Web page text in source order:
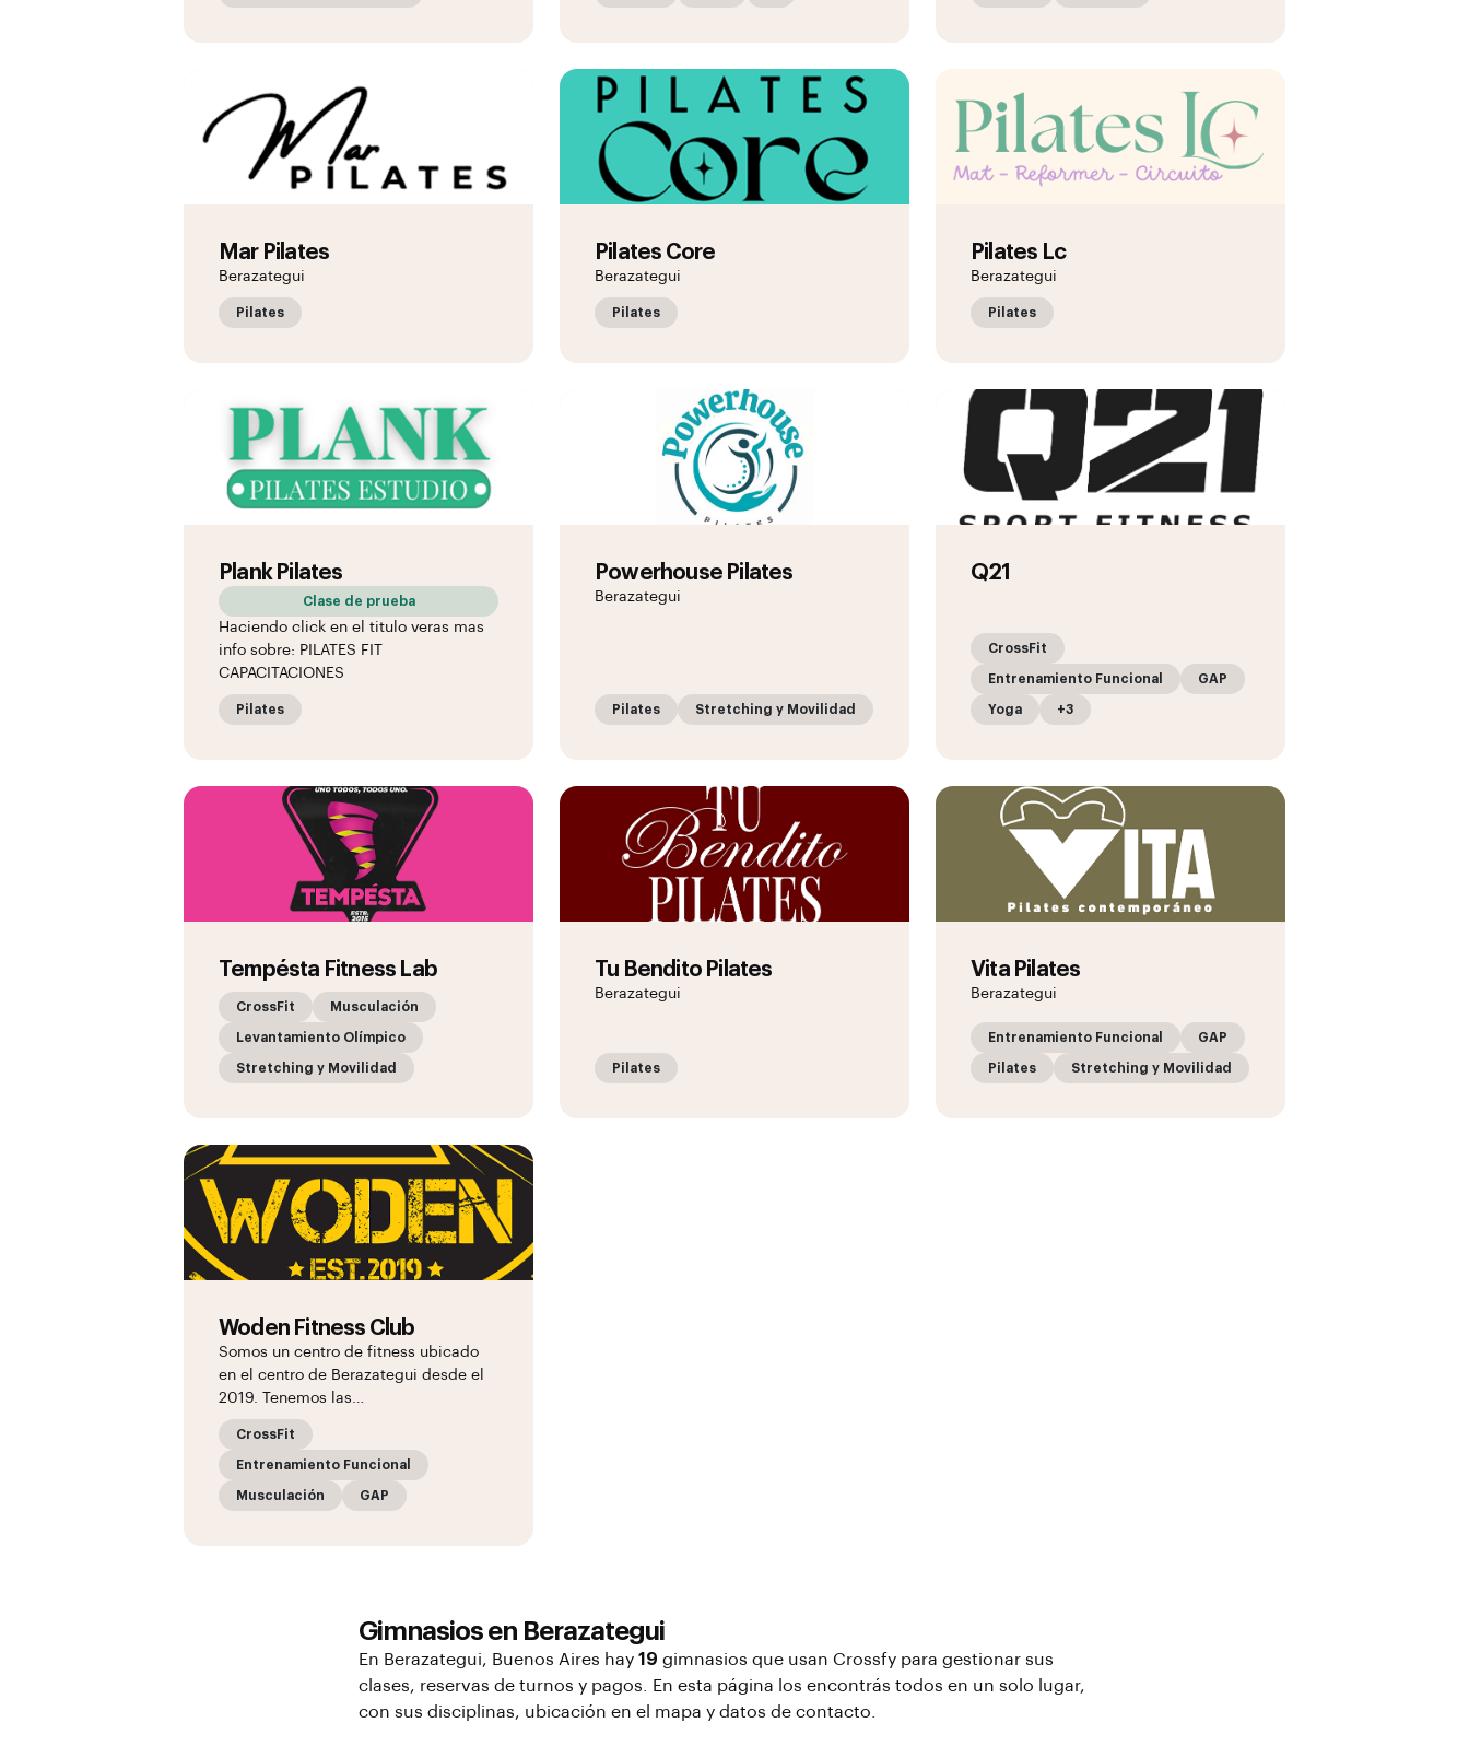
Mar Pilates
Berazategui
Pilates
Pilates Core
Berazategui
Pilates
Pilates Lc
Berazategui
Pilates
Plank Pilates
Clase de prueba
Haciendo click en el titulo veras mas
info sobre: PILATES FIT
CAPACITACIONES
Pilates
Powerhouse Pilates
Berazategui
Pilates Stretching y Movilidad
Q21
CrossFit
Entrenamiento Funcional GAP
Yoga +3
Tempésta Fitness Lab
CrossFit Musculación
Levantamiento Olímpico
Stretching y Movilidad
Tu Bendito Pilates
Berazategui
Pilates
Vita Pilates
Berazategui
Entrenamiento Funcional GAP
Pilates Stretching y Movilidad
Woden Fitness Club
Somos un centro de fitness ubicado
en el centro de Berazategui desde el
2019. Tenemos las…
CrossFit
Entrenamiento Funcional
Musculación GAP
Gimnasios en Berazategui
En Berazategui, Buenos Aires hay 19 gimnasios que usan Crossfy para gestionar sus
clases, reservas de turnos y pagos. En esta página los encontrás todos en un solo lugar,
con sus disciplinas, ubicación en el mapa y datos de contacto.